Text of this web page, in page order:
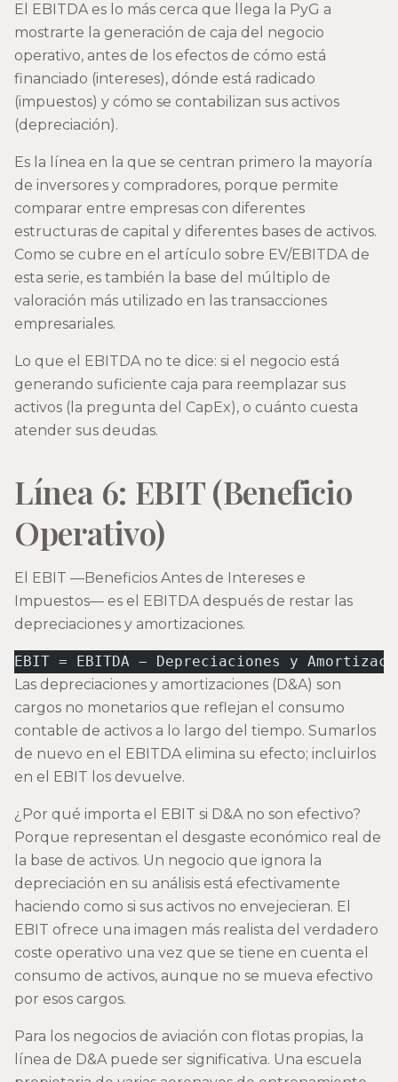
El EBITDA es lo más cerca que llega la PyG a
mostrarte la generación de caja del negocio
operativo, antes de los efectos de cómo está
financiado (intereses), dónde está radicado
(impuestos) y cómo se contabilizan sus activos
(depreciación).
Es la línea en la que se centran primero la mayoría
de inversores y compradores, porque permite
comparar entre empresas con diferentes
estructuras de capital y diferentes bases de activos.
Como se cubre en el artículo sobre EV/EBITDA de
esta serie, es también la base del múltiplo de
valoración más utilizado en las transacciones
empresariales.
Lo que el EBITDA no te dice: si el negocio está
generando suficiente caja para reemplazar sus
activos (la pregunta del CapEx), o cuánto cuesta
atender sus deudas.
Línea 6: EBIT (Beneficio
Operativo)
El EBIT —Beneficios Antes de Intereses e
Impuestos— es el EBITDA después de restar las
depreciaciones y amortizaciones.
EBIT = EBITDA − Depreciaciones y
Las depreciaciones y amortizaciones (D&A) son
cargos no monetarios que reflejan el consumo
contable de activos a lo largo del tiempo. Sumarlos
de nuevo en el EBITDA elimina su efecto; incluirlos
en el EBIT los devuelve.
¿Por qué importa el EBIT si D&A no son efectivo?
Porque representan el desgaste económico real de
la base de activos. Un negocio que ignora la
depreciación en su análisis está efectivamente
haciendo como si sus activos no envejecieran. El
EBIT ofrece una imagen más realista del verdadero
coste operativo una vez que se tiene en cuenta el
consumo de activos, aunque no se mueva efectivo
por esos cargos.
Para los negocios de aviación con flotas propias, la
línea de D&A puede ser significativa. Una escuela